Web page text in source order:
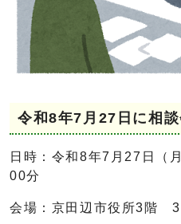
令和8年7月27日に相
日時：令和8年7月27日
00分
会場：京田辺市役所3階